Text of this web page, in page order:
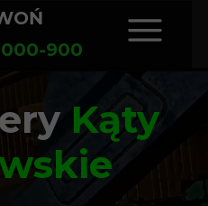
900
Kąty